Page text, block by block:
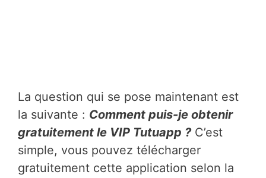
La question qui se pose maintenant est
la suivante : Comment puis-je obtenir
gratuitement le VIP Tutuapp ? C’est
simple, vous pouvez télécharger
gratuitement cette application selon la